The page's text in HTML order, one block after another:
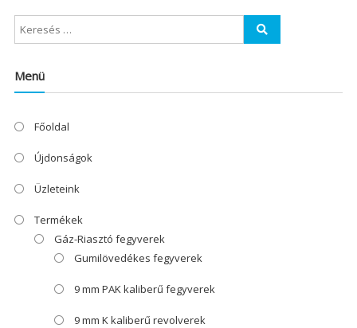
Menü
Főoldal
Újdonságok
Üzleteink
Termékek
Gáz-Riasztó fegyverek
Gumilövedékes fegyverek
9 mm PAK kaliberű fegyverek
9 mm K kaliberű revolverek